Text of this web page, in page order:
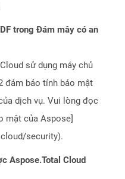
trong Đám mây có an
sử dụng máy chủ
đảm bảo tính bảo mật
dịch vụ. Vui lòng đọc
mật của Aspose]
security).
Aspose.Total Cloud